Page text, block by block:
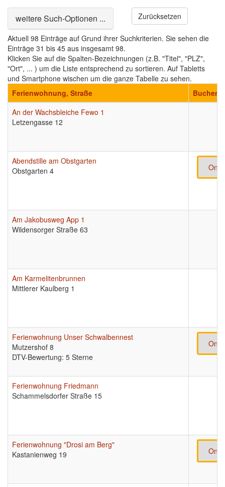
Ausblenden
weitere Such-Optionen ... Zurücksetzen
Aktuell 98 Einträge auf Grund ihrer Suchkriterien. Sie sehen die
Einträge 31 bis 45 aus insgesamt 98.
Klicken Sie auf die Spalten-Bezeichnungen (z.B. "Titel", "PLZ",
"Ort", ... ) um die Liste entsprechend zu sortieren. Auf Tabletts
und Smartphone wischen um die ganze Tabelle zu sehen.
Ferienwohnung, Straße
Buchen
An der Wachsbleiche Fewo 1
Letzengasse 12
Abendstille am Obstgarten
Obstgarten 4
Am Jakobusweg App 1
Wildensorger Straße 63
Am Karmelitenbrunnen
Mittlerer Kaulberg 1
Ferienwohnung Unser Schwalbennest
Mutzershof 8
DTV-Bewertung: 5 Sterne
Ferienwohnung Friedmann
Schammelsdorfer Straße 15
Ferienwohnung "Drosi am Berg"
Kastanienweg 19